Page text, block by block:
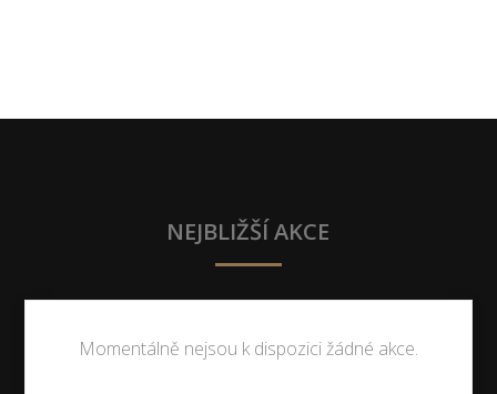
NEJBLIŽŠÍ AKCE
Momentálně nejsou k dispozici žádné akce.